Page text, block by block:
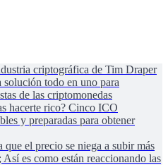
criptográfica de Tim Draper
todo en uno para
de las criptomonedas
hacerte rico? Cinco ICO
y preparadas para obtener
el precio se niega a subir más
es como están reaccionando las